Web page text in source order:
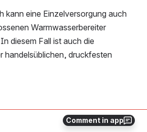
Comment in app
kann eine Einzelversorgung auch
Warmwasserbereiter
diesem Fall ist auch die
handelsüblichen, druckfesten